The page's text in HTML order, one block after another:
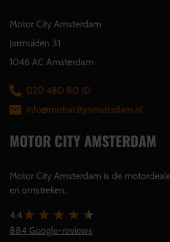
Motor City Amsterdam
Jarmuiden 31
1046 AC Amsterdam
020 480 80 10
info@motorcityamsterdam.nl
MOTOR CITY AMSTERDAM
Motor City Amsterdam is de
en omstreken.
4.4
884 Google-reviews